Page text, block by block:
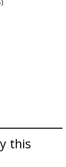
this